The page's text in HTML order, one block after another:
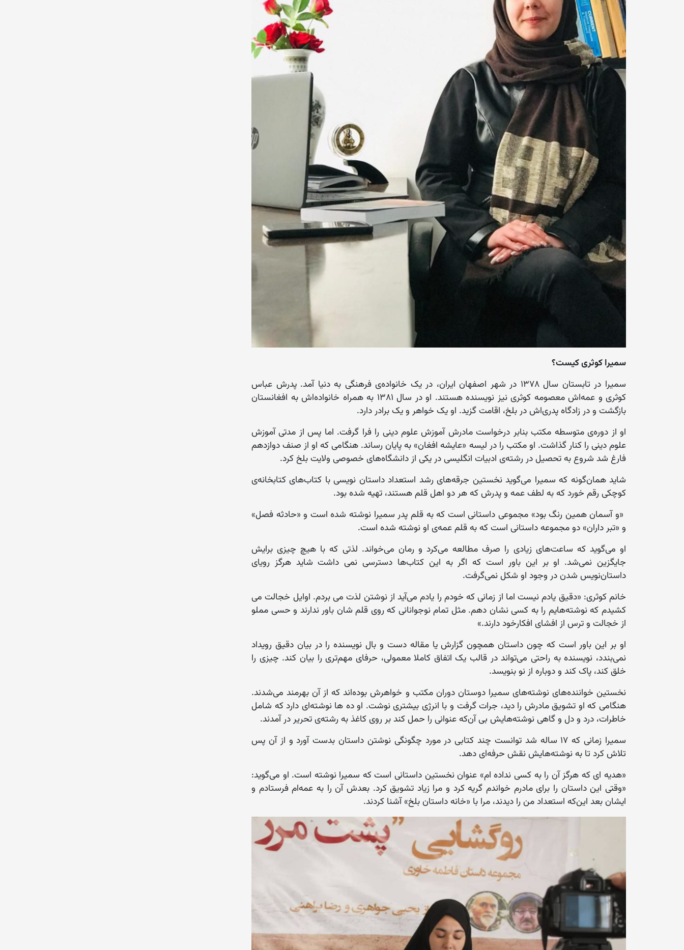
سمیرا کوثری کیست؟
سمیرا در تابستان سال ۱۳۷۸ در شهر اصفهان ایران، در یک خانواده‌ی فرهنگی به ‌دنیا آمد. پدرش عباس
کوثری و عمه‌اش معصومه کوثری نیز نویسنده هستند. او در سال ۱۳۸۱ به همراه خانواده‌اش به افغانستان
بازگشت و در زادگاه پدری‌اش در بلخ، اقامت گزید. او یک خواهر و یک برادر دارد.
او از دوره‌ی متوسطه مکتب بنابر درخواست مادرش آموزش علوم دینی را فرا گرفت. اما پس از مدتی آموزش
علوم دینی را کنار گذاشت. او مکتب را در لیسه «عایشه افغان» به پایان رساند. هنگامی که او از صنف دوازدهم
فارغ شد شروع به تحصیل در رشته‌ی ادبیات انگلیسی در یکی از دانشگاه‌های خصوصی ولایت بلخ کرد.
شاید همان‌گونه که سمیرا می‌گوید نخستین جرقه‌های رشد استعداد داستان نویسی با کتاب‌های کتابخانه‌ی
کوچکی رقم خورد که به لطف عمه و پدرش که هر دو اهل قلم هستند، تهیه شده بود.
«و آسمان همین رنگ بود» مجموعی داستانی است که به قلم پدر سمیرا نوشته شده است و «حادثه فصل»
و «تبر داران» دو مجموعه داستانی است که به قلم عمه‌ی او نوشته شده است.
او می‌گوید که ساعت‌های زیادی را صرف مطالعه می‌کرد و رمان می‌خواند. لذتی که با هیچ چیزی برایش
جایگزین نمی‌شد. او بر این باور است که اگر به این کتاب‌ها دسترسی نمی داشت شاید هرگز رویای
داستان‌نویس شدن در وجود او شکل نمی‌گرفت.
خانم کوثری: «دقیق یادم نیست اما از زمانی که خودم را یادم می‌آید از نوشتن لذت می بردم. اوایل خجالت می
کشیدم که نوشته‌هایم را به کسی نشان دهم. مثل تمام نوجوانانی که روی قلم شان باور ندارند و حسی مملو
از خجالت و ترس از افشای افکارخود دارند.»
او بر این باور است که چون داستان همچون گزارش یا مقاله دست و بال نویسنده را در بیان دقیق رویداد
نمی‌بندد، نویسنده به راحتی می‌تواند در قالب یک اتفاق کاملا معمولی، حرفای مهم‌تری را بیان کند. چیزی را
خلق کند، پاک کند و دوباره از نو بنویسد.
نخستین خواننده‌های نوشته‌های سمیرا دوستان دوران مکتب و خواهرش بوده‌اند که از آن بهرمند می‌شدند.
هنگامی که او تشویق مادرش را دید، جرات گرفت و با انرژی بیشتری نوشت. او ده ها نوشته‌ای دارد که شامل
خاطرات، درد و دل و گاهی نوشته‌هایش بی آن‌که عنوانی را حمل کند بر روی کاغذ به رشته‌ی تحریر در آمدند.
سمیرا زمانی که ۱۷ ساله شد توانست چند کتابی در مورد چگونگی نوشتن داستان بدست آورد و از آن پس
تلاش کرد تا به نوشته‌هایش نقش حرفه‌ای دهد.
«هدیه ای که هرگز آن را به کسی نداده ام» عنوان نخستین داستانی است که سمیرا نوشته است. او می‌گوید:
«وقتی این داستان را برای مادرم خواندم گریه کرد و مرا زیاد تشویق کرد. بعدش آن را به عمه‌ام فرستادم و
ایشان بعد این‌که استعداد من را دیدند، مرا با «خانه داستان بلخ» آشنا کردند.